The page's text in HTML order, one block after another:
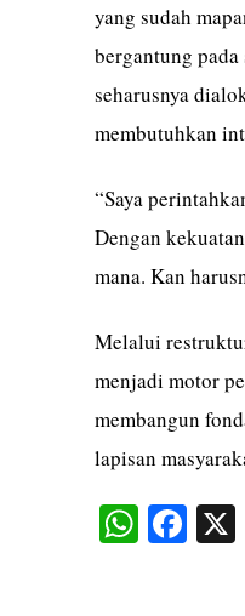
yang sudah
bergantung
seharusnya
membutuhkan
“Saya
Dengan
mana. Kan
Melalui
menjadi motor
membangun
lapisan
W Fa